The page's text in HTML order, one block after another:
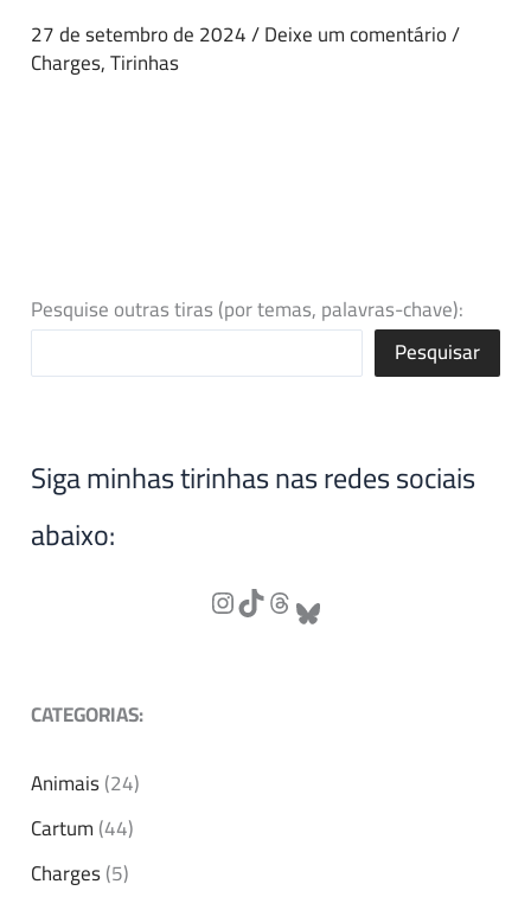
27 de setembro de 2024/Deixe um comentário/
Charges,Tirinhas
Pesquise outras tiras (por temas, palavras-chave):
Pesquisar
Siga minhas tirinhas nas redes sociais
abaixo:
CATEGORIAS:
Animais(24)
Cartum(44)
Charges(5)